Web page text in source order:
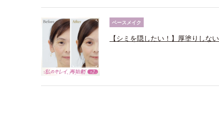
ベースメイク
【シミを隠したい！】厚塗りしな